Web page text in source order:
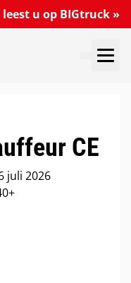
u op BIGtruck »
CE
juli 2026